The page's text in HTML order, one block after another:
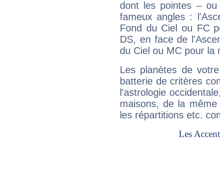
dont les pointes –
fameux angles :
Fond du Ciel ou FC
DS, en face de
du Ciel ou MC pour la
Les planètes de
batterie de critères
l'astrologie
maisons, de la
les répartitions etc.